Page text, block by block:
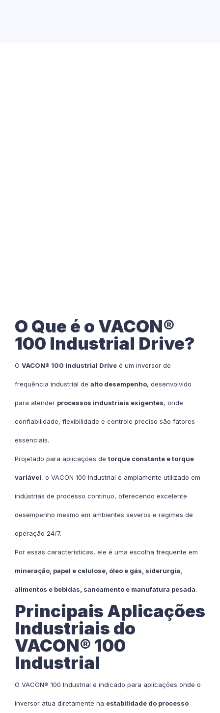
O Que é o VACON®
100 Industrial Drive?
O VACON® 100 Industrial Drive é um inversor de
frequência industrial de alto desempenho, desenvolvido
para atender processos industriais exigentes, onde
confiabilidade, flexibilidade e controle preciso são fatores
essenciais.
Projetado para aplicações de torque constante e torque
variável, o VACON 100 Industrial é amplamente utilizado em
indústrias de processo contínuo, oferecendo excelente
desempenho mesmo em ambientes severos e regimes de
operação 24/7.
Por essas características, ele é uma escolha frequente em
mineração, papel e celulose, óleo e gás, siderurgia,
alimentos e bebidas, saneamento e manufatura pesada.
Principais Aplicações
Industriais do
VACON® 100
Industrial
O VACON® 100 Industrial é indicado para aplicações onde o
inversor atua diretamente na estabilidade do processo